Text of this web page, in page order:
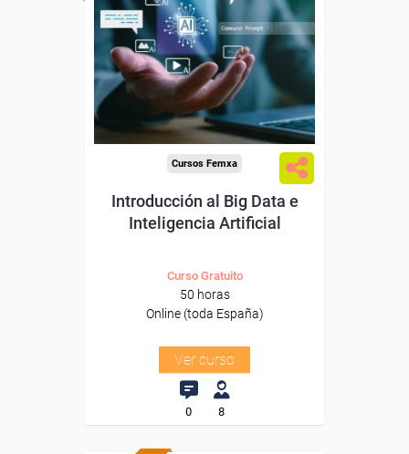
Para desempleados,
trabajadores y autónomos.
Sector
-Servicios a las Empresas.
Cursos Femxa
Introducción al Big Data e
Inteligencia Artificial
Curso Gratuito
50 horas
Online (toda España)
Ver curso
0 8